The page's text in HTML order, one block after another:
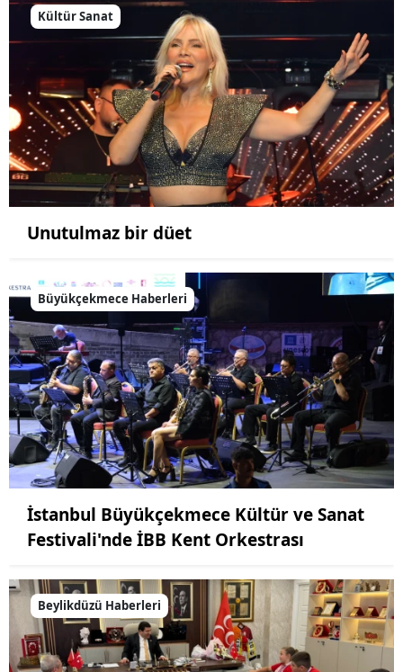
Kültür Sanat
Unutulmaz bir düet
Büyükçekmece Haberleri
İstanbul Büyükçekmece Kültür ve Sanat
Festivali'nde İBB Kent Orkestrası
Beylikdüzü Haberleri